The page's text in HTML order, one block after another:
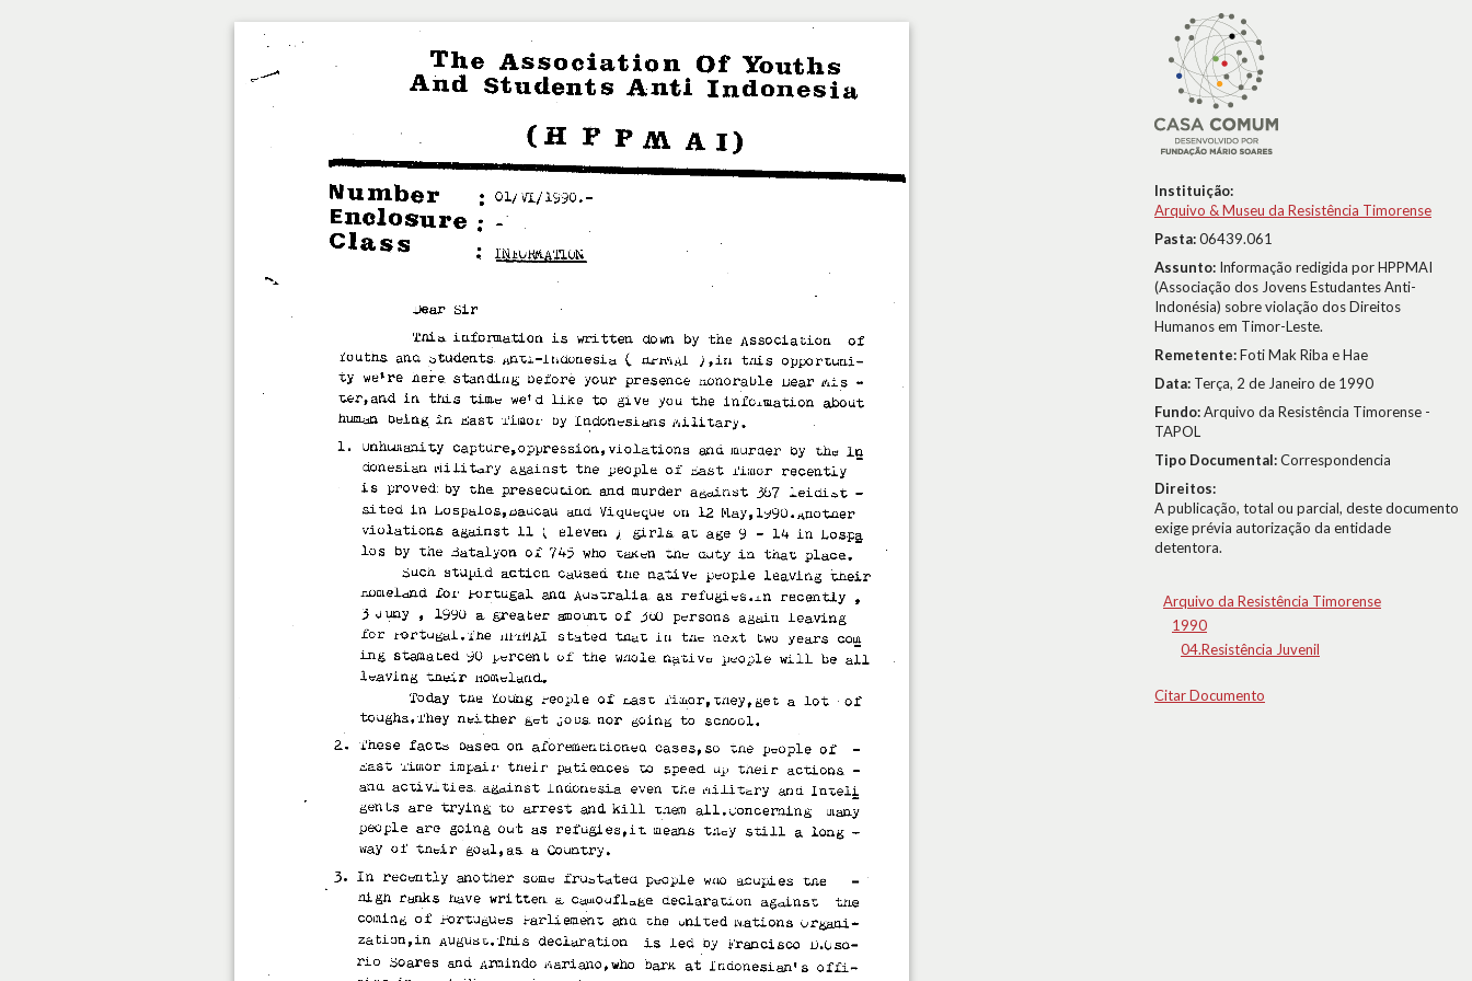
Instituição:
Arquivo & Museu da Resistência Timorense
Pasta:06439.061
Assunto: Informação redigida por HPPMAI
(Associação dos Jovens Estudantes Anti-
Indonésia) sobre violação dos Direitos
Humanos em Timor-Leste.
Remetente:Foti Mak Riba e Hae
Data: Terça, 2 de Janeiro de 1990
Fundo:Arquivo da Resistência Timorense -
TAPOL
Tipo Documental:Correspondencia
Direitos:
A publicação, total ou parcial, deste documento
exige prévia autorização da entidade
detentora.
Arquivo da Resistência Timorense
1990
04.Resistência Juvenil
Citar Documento